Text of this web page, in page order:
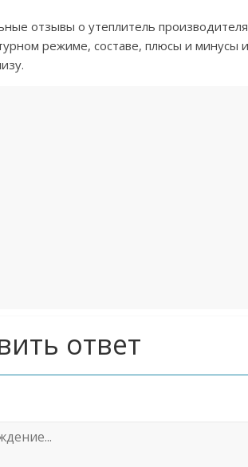
отзывы о утеплитель
режиме, составе, плюсы и минусы
ответ